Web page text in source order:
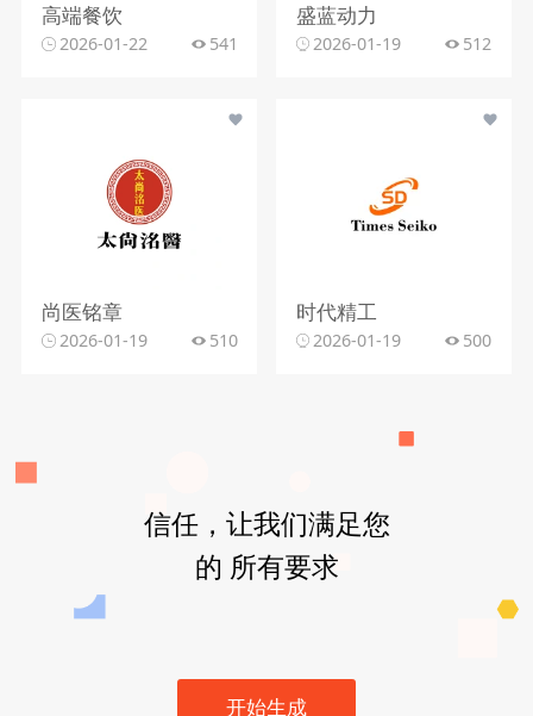
高端餐饮
2026-01-22 541
盛蓝动力
2026-01-19 512
尚医铭章
2026-01-19 510
时代精工
2026-01-19 500
信任，让我们满足您
的 所有要求
开始生成